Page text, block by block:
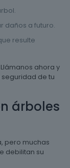
daños a futuro.
resulte
ahora y
de tu
árboles
pero muchas
debilitan su